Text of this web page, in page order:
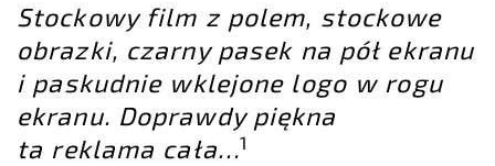
Stockowy film z polem, stockowe
obrazki, czarny pasek na pół ekranu
i paskudnie wklejone logo w rogu
ekranu. Doprawdy piękna
ta reklama cała…1